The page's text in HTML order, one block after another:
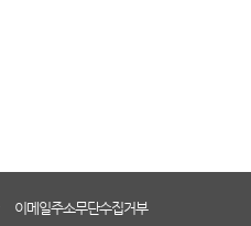
이메일주소무단수집거부